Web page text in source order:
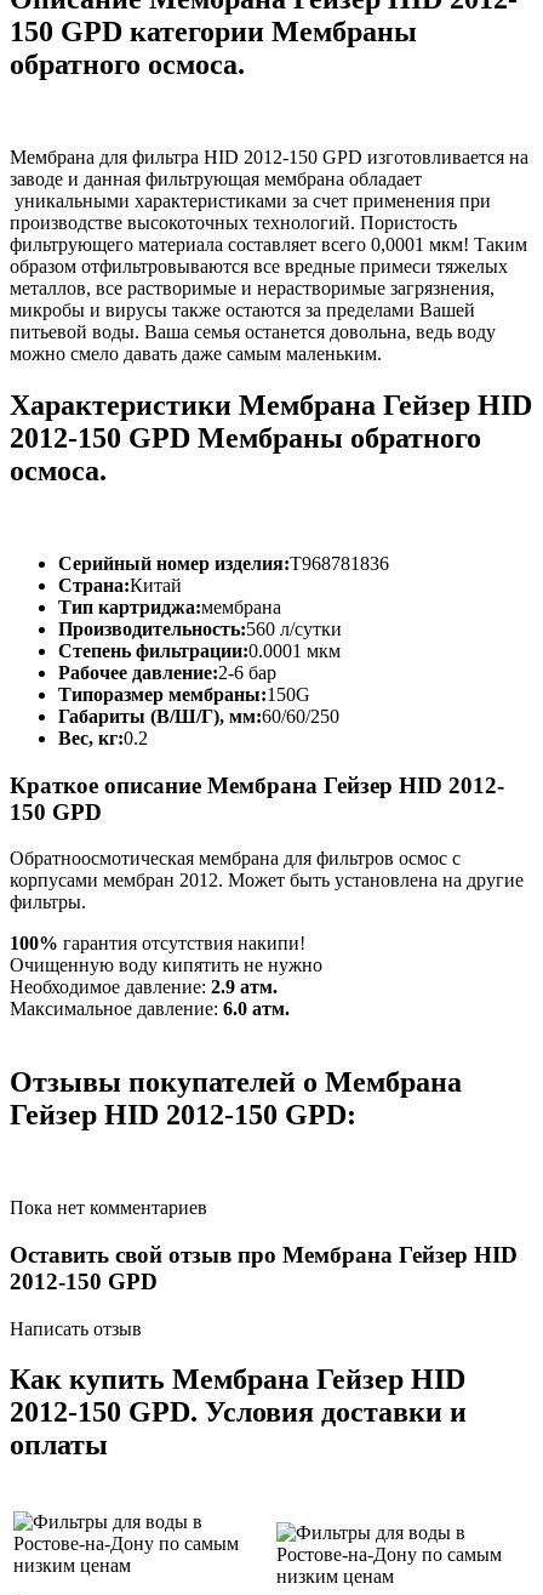
150 GPD категории Мембраны
обратного осмоса.
Мембрана для фильтра HID 2012-150 GPD изготовливается на
заводе и данная фильтрующая мембрана обладает
уникальными характеристиками за счет применения при
производстве высокоточных технологий. Пористость
фильтрующего материала составляет всего 0,0001 мкм! Таким
образом отфильтровываются все вредные примеси тяжелых
металлов, все растворимые и нерастворимые загрязнения,
микробы и вирусы также остаются за пределами Вашей
питьевой воды. Ваша семья останется довольна, ведь воду
можно смело давать даже самым маленьким.
Характеристики Мембрана Гейзер HID
2012-150 GPD Мембраны обратного
осмоса.
Серийный номер изделия:T968781836
Страна:Китай
Тип картриджа:мембрана
Производительность:560 л/сутки
Степень фильтрации:0.0001 мкм
Рабочее давление:2-6 бар
Типоразмер мембраны:150G
Габариты (В/Ш/Г), мм:60/60/250
Вес, кг:0.2
Краткое описание Мембрана Гейзер HID 2012-
150 GPD
Обратноосмотическая мембрана для фильтров осмос с
корпусами мембран 2012. Может быть установлена на другие
фильтры.
100% гарантия отсутствия накипи!
Очищенную воду кипятить не нужно
Необходимое давление: 2.9 атм.
Максимальное давление: 6.0 атм.
Отзывы покупателей о Мембрана
Гейзер HID 2012-150 GPD:
Пока нет комментариев
Оставить свой отзыв про Мембрана Гейзер HID
2012-150 GPD
Написать отзыв
Как купить Мембрана Гейзер HID
2012-150 GPD. Условия доставки и
оплаты